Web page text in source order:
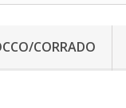
CORRADO